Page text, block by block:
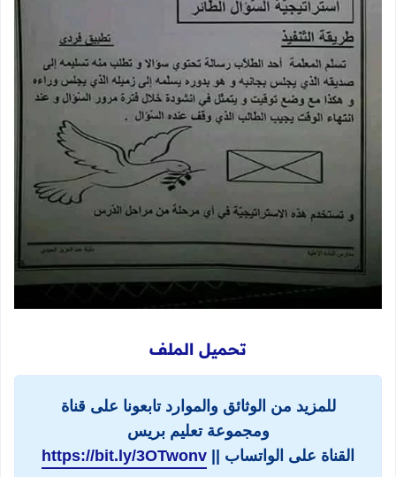
تحميل الملف
للمزيد من الوثائق والموارد تابعونا على قناة
ومجموعة تعليم بريس
القناة على الواتساب || https://bit.ly/3OTwonv